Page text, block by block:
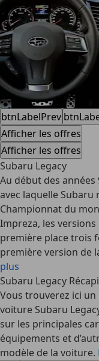
btnLabelPrev
Afficher les offres
Afficher les offres
Subaru Legacy
Au début des
avec laquelle
Championnat du
Impreza, les
première place trois
première version de
plus
Subaru Legacy
Vous trouverez ici
voiture Subaru
sur les principales
équipements et
modèle de la voiture.